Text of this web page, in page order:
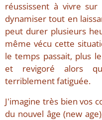
réussissent à vivre
dynamiser tout en
peut durer plusieurs
même vécu cette
le temps passait, plus
et revigoré alors
terriblement fatiguée.
J'imagine très bien vos
du nouvel âge (new